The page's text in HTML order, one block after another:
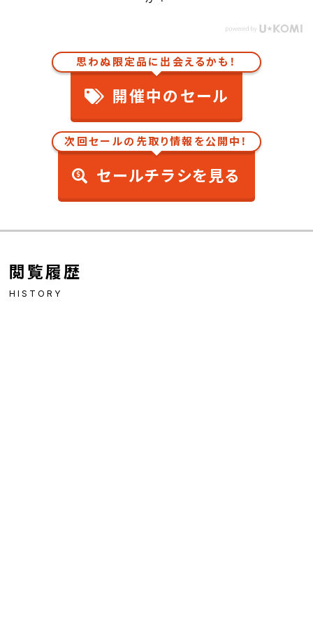
思わぬ限定品に出会えるかも！
開催中のセール
次回セールの先取り情報を公開中！
セールチラシを見る
閲覧履歴
HISTORY